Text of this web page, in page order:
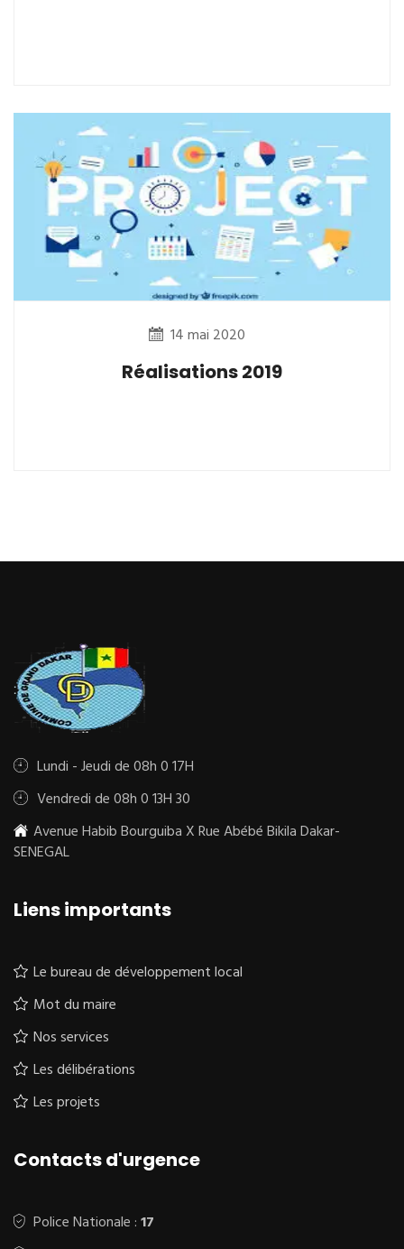
14 mai 2020
Réalisations 2019
Lundi - Jeudi de 08h 0 17H
Vendredi de 08h 0 13H 30
Avenue Habib Bourguiba X Rue Abébé Bikila Dakar-
SENEGAL
Liens importants
Le bureau de développement local
Mot du maire
Nos services
Les délibérations
Les projets
Contacts d'urgence
Police Nationale :17